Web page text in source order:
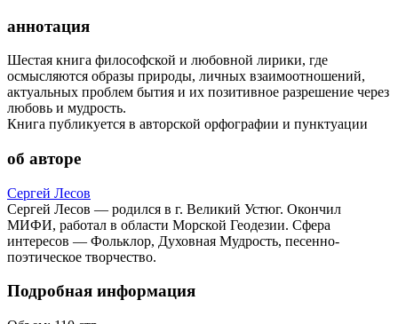
аннотация
Шестая книга философской и любовной лирики, где
осмысляются образы природы, личных взаимоотношений,
актуальных проблем бытия и их позитивное разрешение через
любовь и мудрость.
Книга публикуется в авторской орфографии и пунктуации
об авторе
Сергей Лесов
Сергей Лесов — родился в г. Великий Устюг. Окончил
МИФИ, работал в области Морской Геодезии. Сфера
интересов — Фольклор, Духовная Мудрость, песенно-
поэтическое творчество.
Подробная информация